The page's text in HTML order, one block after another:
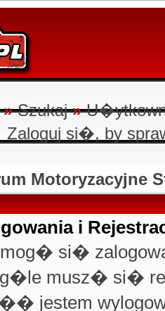
» Szukaj »
Zaloguj si�, by
Motoryzacyjne
i
mog� si�
musz� si�
jestem